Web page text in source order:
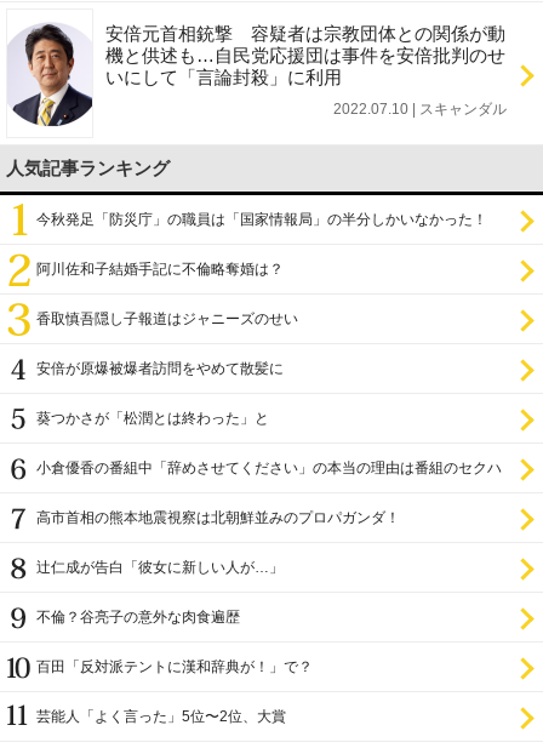
安倍元首相銃撃 容疑者は宗教団体との関係が動
機と供述も…自民党応援団は事件を安倍批判のせ
いにして「言論封殺」に利用
2022.07.10 | スキャンダル
人気記事ランキング
今秋発足「防災庁」の職員は「国家情報局」の半分しかいなかった！
阿川佐和子結婚手記に不倫略奪婚は？
香取慎吾隠し子報道はジャニーズのせい
安倍が原爆被爆者訪問をやめて散髪に
葵つかさが「松潤とは終わった」と
小倉優香の番組中「辞めさせてください」の本当の理由は番組のセクハ
高市首相の熊本地震視察は北朝鮮並みのプロパガンダ！
辻仁成が告白「彼女に新しい人が…」
不倫？谷亮子の意外な肉食遍歴
百田「反対派テントに漢和辞典が！」で？
芸能人「よく言った」5位〜2位、大賞